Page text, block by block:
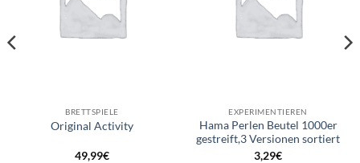
BRETTSPIELE
Original Activity
49,99€
EXPERIMENTIEREN
Hama Perlen Beutel 1000er
gestreift,3 Versionen sortiert
3,29€